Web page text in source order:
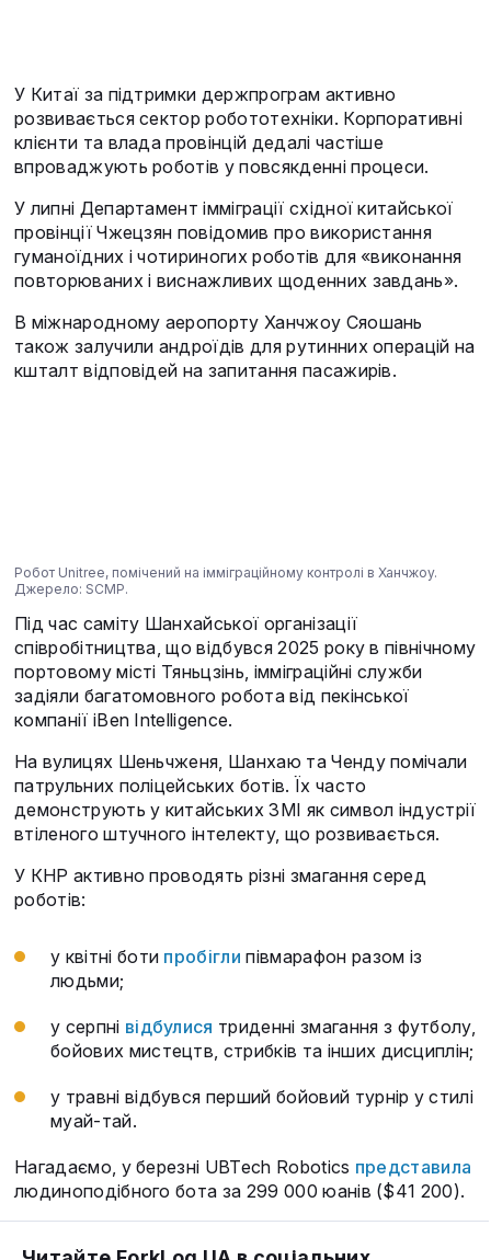
У Китаї за підтримки держпрограм активно
розвивається сектор робототехніки. Корпоративні
клієнти та влада провінцій дедалі частіше
впроваджують роботів у повсякденні процеси.
У липні Департамент імміграції східної китайської
провінції Чжецзян повідомив про використання
гуманоїдних і чотириногих роботів для «виконання
повторюваних і виснажливих щоденних завдань».
В міжнародному аеропорту Ханчжоу Сяошань
також залучили андроїдів для рутинних операцій на
кшталт відповідей на запитання пасажирів.
Робот Unitree, помічений на імміграційному контролі в Ханчжоу.
Джерело: SCMP.
Під час саміту Шанхайської організації
співробітництва, що відбувся 2025 року в північному
портовому місті Тяньцзінь, імміграційні служби
задіяли багатомовного робота від пекінської
компанії iBen Intelligence.
На вулицях Шеньчженя, Шанхаю та Ченду помічали
патрульних поліцейських ботів. Їх часто
демонструють у китайських ЗМІ як символ індустрії
втіленого штучного інтелекту, що розвивається.
У КНР активно проводять різні змагання серед
роботів:
у квітні боти пробігли півмарафон разом із
людьми;
у серпні відбулися триденні змагання з футболу,
бойових мистецтв, стрибків та інших дисциплін;
у травні відбувся перший бойовий турнір у стилі
муай-тай.
Нагадаємо, у березні UBTech Robotics представила
людиноподібного бота за 299 000 юанів ($41 200).